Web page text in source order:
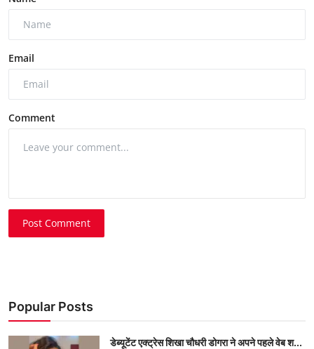
Email
Comment
Post Comment
Popular Posts
डेब्यूटेंट एक्ट्रेस शिखा चौधरी डोगरा ने अपने पहले वेब श...